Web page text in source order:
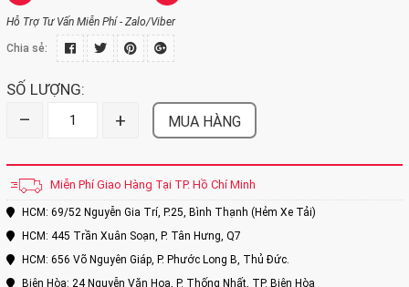
Hỗ Trợ Tư Vấn Miễn Phí - Zalo/Viber
Chia sẻ:
SỐ LƯỢNG:
– + MUA HÀNG
Miễn Phí Giao Hàng Tại TP. Hồ Chí Minh
HCM: 69/52 Nguyễn Gia Trí, P.25, Bình Thạnh (Hẻm Xe Tải)
HCM: 445 Trần Xuân Soạn, P. Tân Hưng, Q7
HCM: 656 Võ Nguyên Giáp, P. Phước Long B, Thủ Đức.
Biên Hòa: 24 Nguyễn Văn Hoa, P. Thống Nhất, TP. Biên Hòa